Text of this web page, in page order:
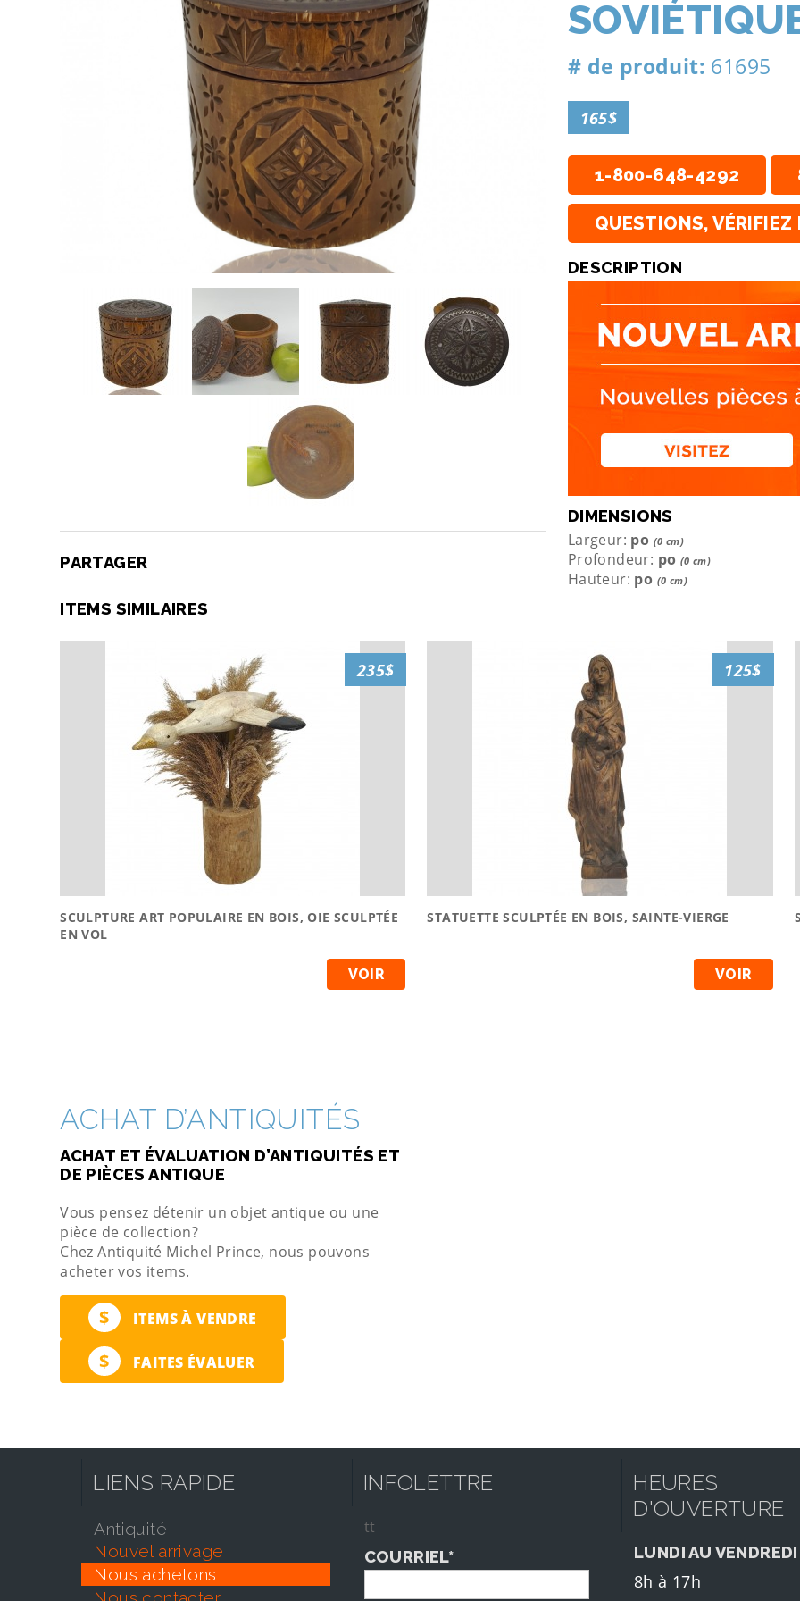
PARTAGER
# de produit: 61695
165$
1-800-648-4292
QUESTIONS,
DESCRIPTION
DIMENSIONS
Largeur: po (0 cm)
Profondeur: po (0 cm)
Hauteur: po (0 cm)
ITEMS SIMILAIRES
SCULPTURE ART POPULAIRE EN BOIS, OIE SCULPTÉE
EN VOL
VOIR
235$
STATUETTE SCULPTÉE EN BOIS, SAINTE-VIERGE
VOIR
125$
ACHAT D’ANTIQUITÉS
ACHAT ET ÉVALUATION D’ANTIQUITÉS ET
DE PIÈCES ANTIQUE
Vous pensez détenir un objet antique ou une
pièce de collection?
Chez Antiquité Michel Prince, nous pouvons
acheter vos items.
$ ITEMS À VENDRE
$ FAITES ÉVALUER
LIENS RAPIDE
antiquité
nouvel arrivage
nous achetons
INFOLETTRE
tt
COURRIEL*
HEURES
D'OUVERTURE
LUNDI AU VENDREDI
8h à 17h